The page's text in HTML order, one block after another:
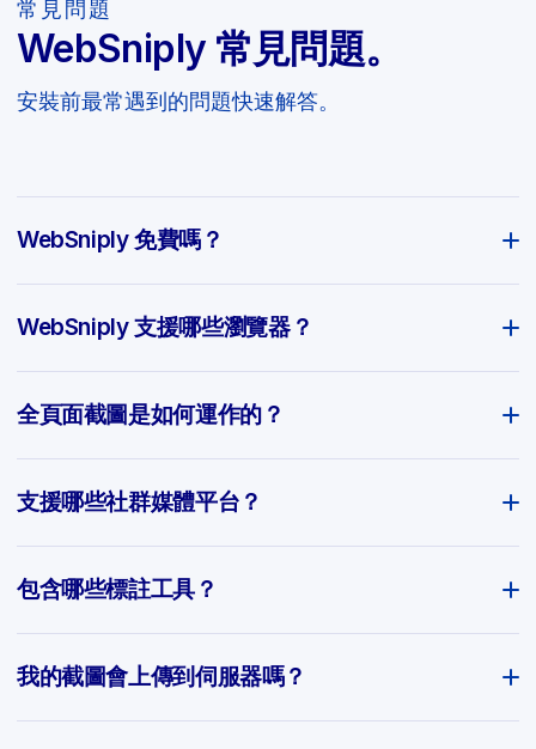
常見問題
WebSniply 常見問題。
安裝前最常遇到的問題快速解答。
WebSniply 免費嗎？
WebSniply 支援哪些瀏覽器？
全頁面截圖是如何運作的？
支援哪些社群媒體平台？
包含哪些標註工具？
我的截圖會上傳到伺服器嗎？